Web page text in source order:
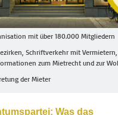
mit über 180.000 Mitgliedern
Schriftverkehr mit
zum Mietrecht und zur
der Mieter
Was das